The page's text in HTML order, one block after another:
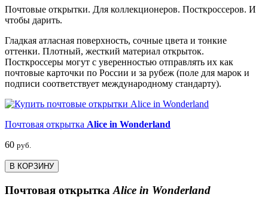
Почтовые открытки. Для коллекционеров. Посткроссеров. И
чтобы дарить.
Гладкая атласная поверхность, сочные цвета и тонкие
оттенки. Плотный, жесткий материал открыток.
Посткроссеры могут с уверенностью отправлять их как
почтовые карточки по России и за рубеж (поле для марок и
подписи соответствует международному стандарту).
Почтовая открытка Alice in Wonderland
60 руб.
В КОРЗИНУ
Почтовая открытка Alice in Wonderland